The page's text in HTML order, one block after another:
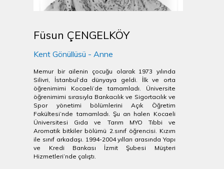
Füsun ÇENGELKÖY
Kent Gönüllüsü - Anne
Memur bir ailenin çocuğu olarak 1973 yılında
Silivri, İstanbul’da dünyaya geldi. İlk ve orta
öğrenimimi Kocaeli’de tamamladı. Üniversite
öğrenimimi sırasıyla Bankacılık ve Sigortacılık ve
Spor yönetimi bölümlerini Açık Öğretim
Fakültesi’nde tamamladı. Şu an halen Kocaeli
Üniversitesi Gıda ve Tarım MYO Tıbbi ve
Aromatik bitkiler bölümü 2.sınıf öğrencisi. Kızım
ile sınıf arkadaşı. 1994-2004 yılları arasında Yapı
ve Kredi Bankası İzmit Şubesi Müşteri
Hizmetleri’nde çalıştı.